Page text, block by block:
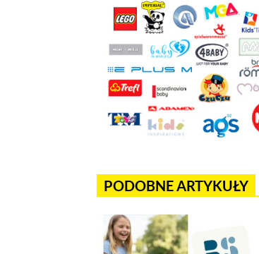
PODOBNE ARTYKUŁY
Jeżeli tutaj
wdrożony
Pliki cookies
a pliki cookies
wpolityce
Jeżeli chcesz
Akceptuję
Niezbędne pliki